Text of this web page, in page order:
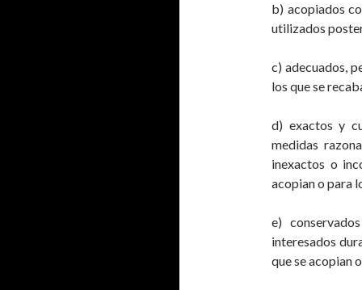
b) acopiados
utilizados
c) adecuados,
los que se
d) exactos y
medidas
inexactos o
acopian o para
e)
interesados
que se acopian